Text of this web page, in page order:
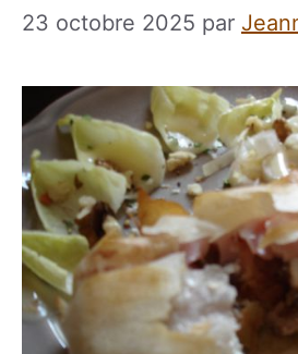
23 octobre 2025 par